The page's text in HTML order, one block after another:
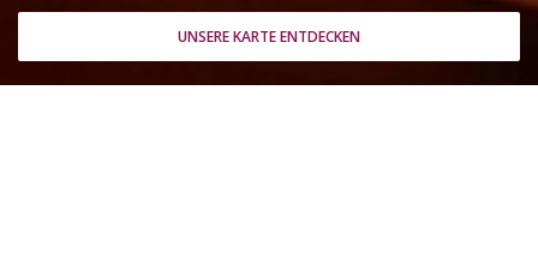
UNSERE KARTE ENTDECKEN